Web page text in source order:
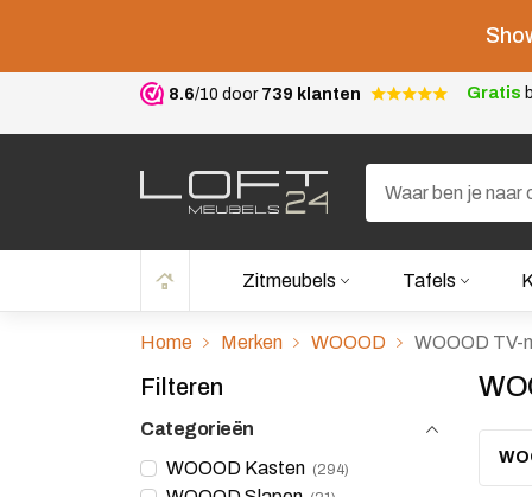
8.6/10 door 739 klanten Gratis
Zitmeubels Tafels
Home Merken WOOOD WOOOD TV-
Filteren
Categorieën
WOOOD Kasten
294